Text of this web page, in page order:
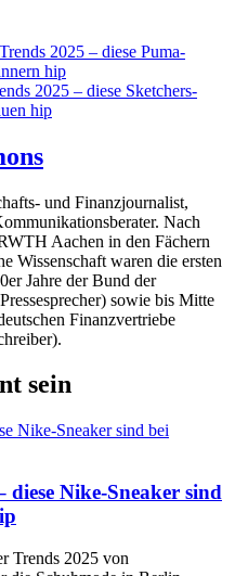
2025 – diese Puma-
hip
2025 – diese Sketchers-
hip
und Finanzjournalist,
Nach
Aachen in den Fächern
Wissenschaft waren die ersten
Jahre der Bund der
sowie bis Mitte
Finanzvertriebe
sein
diese Nike-Sneaker sind
Trends 2025 von